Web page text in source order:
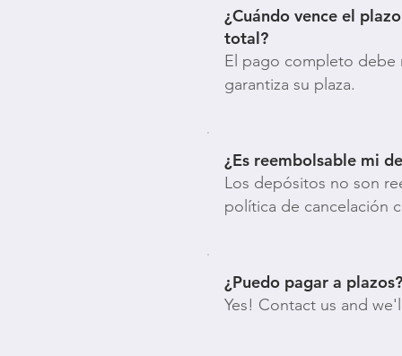
¿Cuándo vence el
total?
El pago completo debe
garantiza su plaza.
¿Es reembolsable mi
Los depósitos no son
política de cancelación
¿Puedo pagar a plazos?
Yes! Contact us and